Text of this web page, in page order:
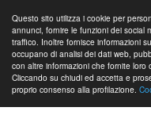
Questo sito utilizza i cookie per
annunci, fornire le funzioni dei social
traffico. Inoltre fornisce informazioni
occupano di analisi dei dati web,
con altre informazioni che fornite loro
Cliccando su chiudi ed accetta e
proprio consenso alla profilazione.
cucina dal mondo
ricette classiche